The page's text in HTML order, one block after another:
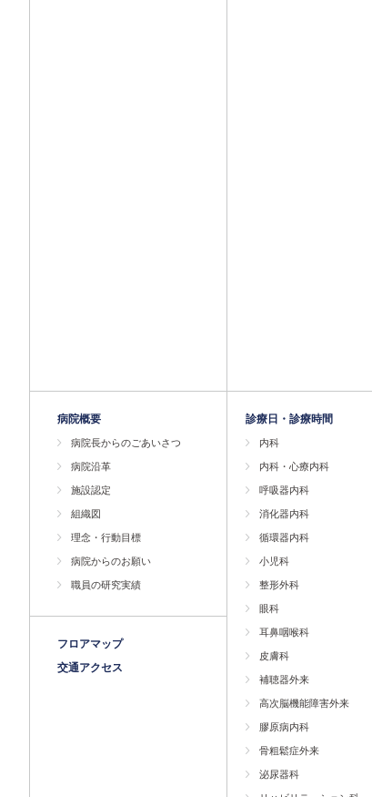
病院概要
病院長からのごあいさつ
病院沿革
施設認定
組織図
理念・行動目標
病院からのお願い
職員の研究実績
フロアマップ
交通アクセス
診療日・診療時間
内科
内科・心療内科
呼吸器内科
消化器内科
循環器内科
小児科
整形外科
眼科
耳鼻咽喉科
皮膚科
補聴器外来
高次脳機能障害外来
膠原病内科
骨粗鬆症外来
泌尿器科